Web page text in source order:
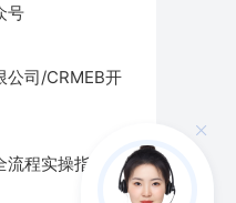
号
公司/CRMEB开
程实操指南